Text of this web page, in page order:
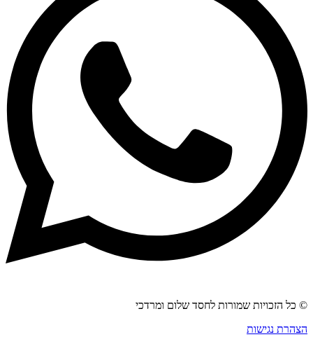
© כל הזכויות שמורות לחסד שלום ומרדכי
הצהרת נגישות